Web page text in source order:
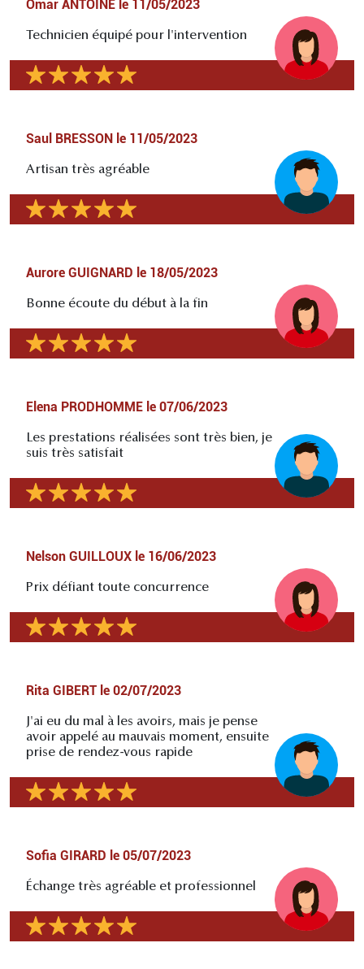
Omar ANTOINE le 11/05/2023
Technicien équipé pour l'intervention
Saul BRESSON le 11/05/2023
Artisan très agréable
Aurore GUIGNARD le 18/05/2023
Bonne écoute du début à la fin
Elena PRODHOMME le 07/06/2023
Les prestations réalisées sont très bien, je
suis très satisfait
Nelson GUILLOUX le 16/06/2023
Prix défiant toute concurrence
Rita GIBERT le 02/07/2023
J'ai eu du mal à les avoirs, mais je pense
avoir appelé au mauvais moment, ensuite
prise de rendez-vous rapide
Sofia GIRARD le 05/07/2023
Échange très agréable et professionnel